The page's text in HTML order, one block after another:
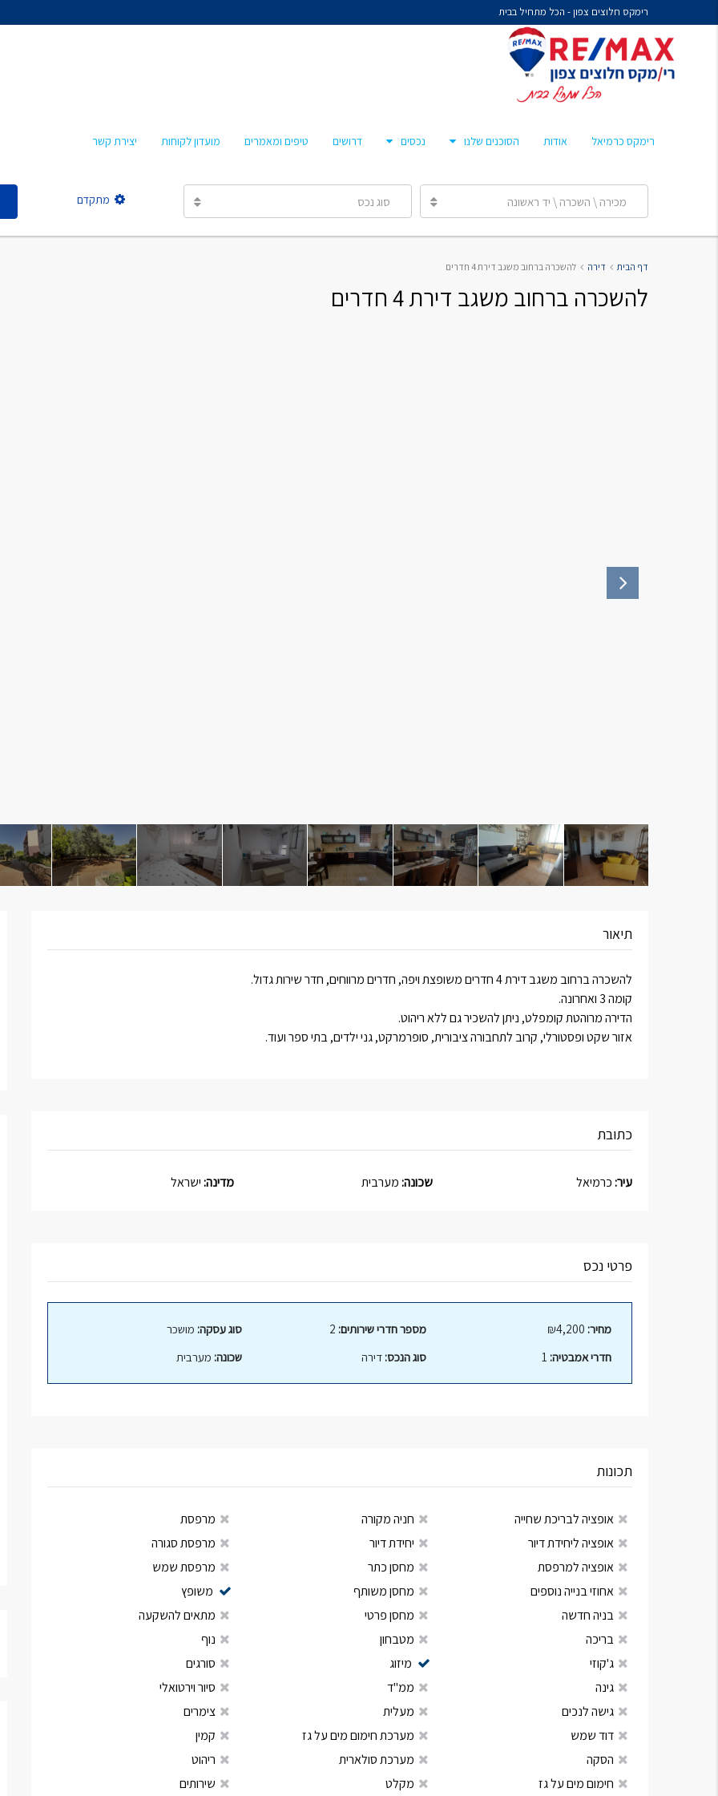
רימקס חלוצים צפון - הכל מתחיל בבית
רימקס כרמיאל אודות הסוכנים שלנו
מיכל קורלנד
מרסלו גלז
נכסים דרושים טיפים ומאמרים מועדון לקוחות יצירת קשר
מכירה \ השכרה \ יד ראשונה סוג נכס מתקדם
דף הבית דירה להשכרה ברחוב משגב דירת 4 חדרים
להשכרה ברחוב משגב דירת 4 חדרים
תיאור
להשכרה ברחוב משגב דירת 4 חדרים משופצת ויפה, חדרים מרווחים, חדר שירות גדול.
קומה 3 ואחרונה.
הדירה מרוהטת קומפלט, ניתן להשכיר גם ללא ריהוט.
אזור שקט ופסטורלי, קרוב לתחבורה ציבורית, סופרמרקט, גני ילדים, בתי ספר ועוד.
כתובת
עיר:כרמיאל שכונה:מערבית מדינה:ישראל
פרטי נכס
מחיר:
חדרי אמבטיה:
מספר חדרי שירותים:
סוג הנכס: דירה
סוג עסקה: מושכר
שכונה: מערבית
תכונות
אופציה לבריכת שחייה
אופציה ליחידת דיור
אופציה למרפסת
אחוזי בנייה נוספים
בניה חדשה
בריכה
ג'קוזי
גינה
גישה לנכים
דוד שמש
הסקה
חימום מים על גז
חניה מקורה
יחידת דיור
מחסן כתר
מחסן משותף
מחסן פרטי
מטבחון
מיזוג
ממ"ד
מעלית
מערכת חימום מים על גז
מערכת סולארית
מקלט
מרפסת
מרפסת סגורה
מרפסת שמש
משופץ
מתאים להשקעה
נוף
סורגים
סיור וירטואלי
צימרים
קמין
ריהוט
שירותים
נח איציקזון- זכיין
חן צאיג – מאמן סוכנים
טלי עזרא